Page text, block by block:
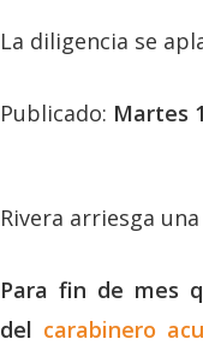
La diligencia se
Publicado: Martes
Rivera arriesga
Para fin de mes
del carabinero